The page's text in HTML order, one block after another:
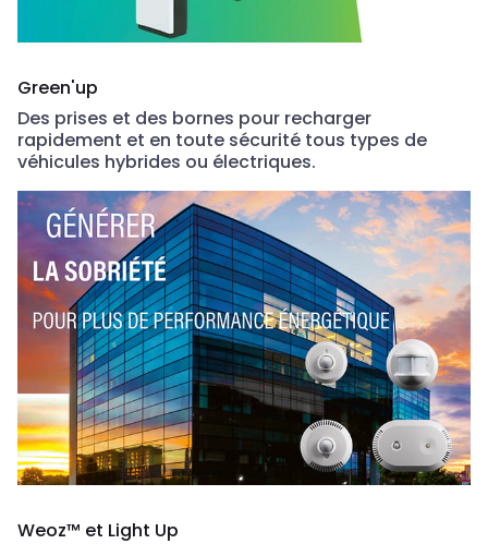
Green'up
Des prises et des bornes pour recharger
rapidement et en toute sécurité tous types de
véhicules hybrides ou électriques.
Weoz™ et Light Up